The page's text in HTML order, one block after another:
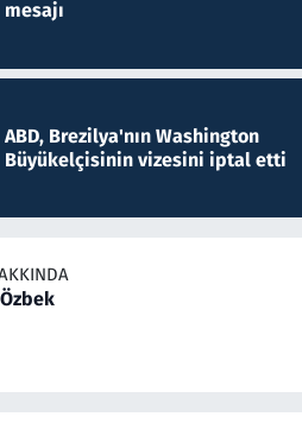
mesajı
ABD, Brezilya'nın Washington
Büyükelçisinin vizesini iptal etti